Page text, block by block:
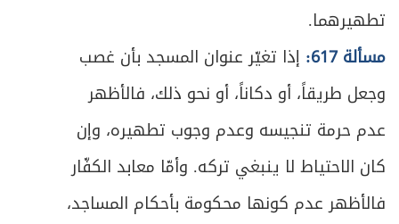
تطهيرهما.
مسألة 617:
إذا تغيّر عنوان المسجد بأن غصب
وجعل طريقاً، أو دكاناً، أو نحو ذلك، فالأظهر
عدم حرمة تنجيسه وعدم وجوب تطهيره، وإن
كان الاحتياط لا ينبغي تركه. وأمّا معابد الكفّار
فالأظهر عدم كونها محكومة بأحكام المساجد،